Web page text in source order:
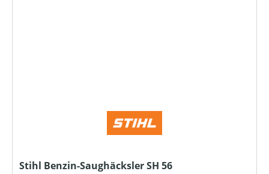
Stihl Benzin-Saughäcksler SH 56